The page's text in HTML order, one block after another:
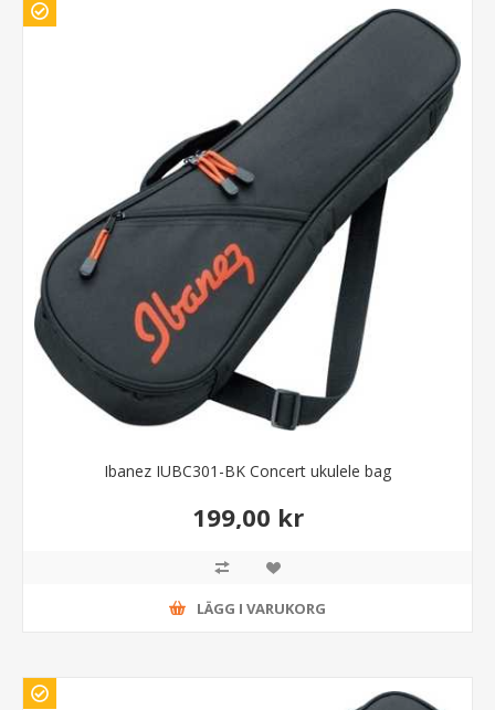
Ibanez IUBC301-BK Concert ukulele bag
199,00 kr
LÄGG I VARUKORG